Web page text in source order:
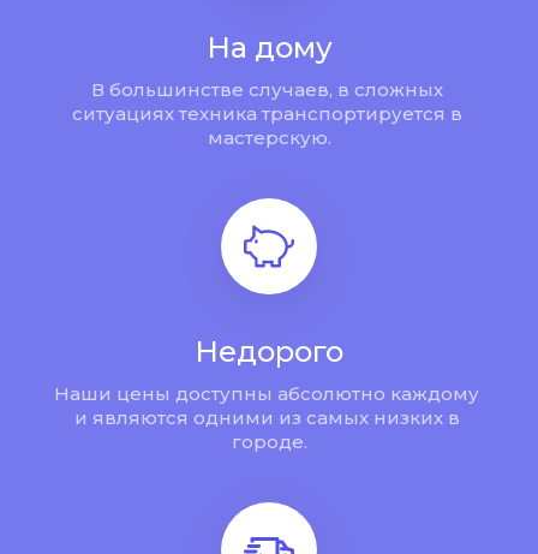
На дому
В большинстве случаев, в сложных
ситуациях техника транспортируется в
мастерскую.
Недорого
Наши цены доступны абсолютно каждому
и являются одними из самых низких в
городе.